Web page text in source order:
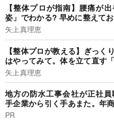
【整体プロが指南】腰痛が
姿」でわかる? 早めに整えて
矢上真理恵
【整体プロが教える】ぎっく
はやってみて。体を立て直す
矢上真理恵
地方の防水工事会社が正社
手企業から引く手あまた。年
PR